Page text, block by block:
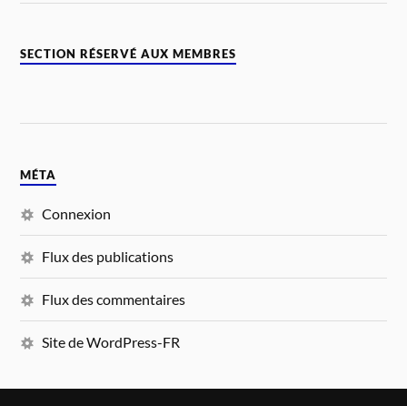
SECTION RÉSERVÉ AUX MEMBRES
MÉTA
Connexion
Flux des publications
Flux des commentaires
Site de WordPress-FR